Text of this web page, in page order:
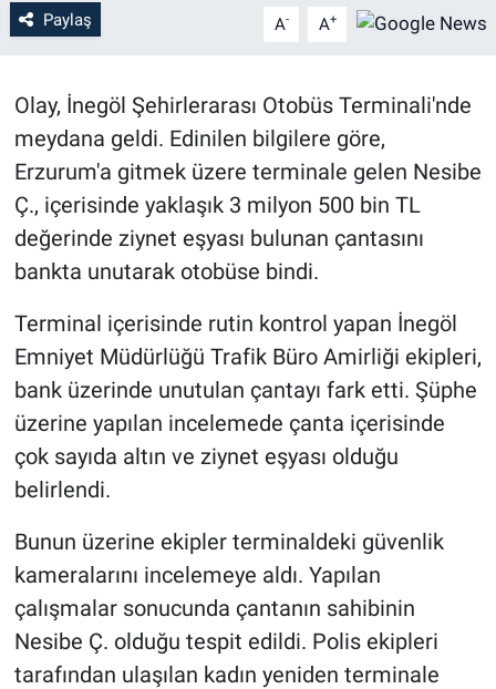
Paylaş A- A+
Olay, İnegöl Şehirlerarası Otobüs Terminali'nde
meydana geldi. Edinilen bilgilere göre,
Erzurum'a gitmek üzere terminale gelen Nesibe
Ç., içerisinde yaklaşık 3 milyon 500 bin TL
değerinde ziynet eşyası bulunan çantasını
bankta unutarak otobüse bindi.
Terminal içerisinde rutin kontrol yapan İnegöl
Emniyet Müdürlüğü Trafik Büro Amirliği ekipleri,
bank üzerinde unutulan çantayı fark etti. Şüphe
üzerine yapılan incelemede çanta içerisinde
çok sayıda altın ve ziynet eşyası olduğu
belirlendi.
Bunun üzerine ekipler terminaldeki güvenlik
kameralarını incelemeye aldı. Yapılan
çalışmalar sonucunda çantanın sahibinin
Nesibe Ç. olduğu tespit edildi. Polis ekipleri
tarafından ulaşılan kadın yeniden terminale